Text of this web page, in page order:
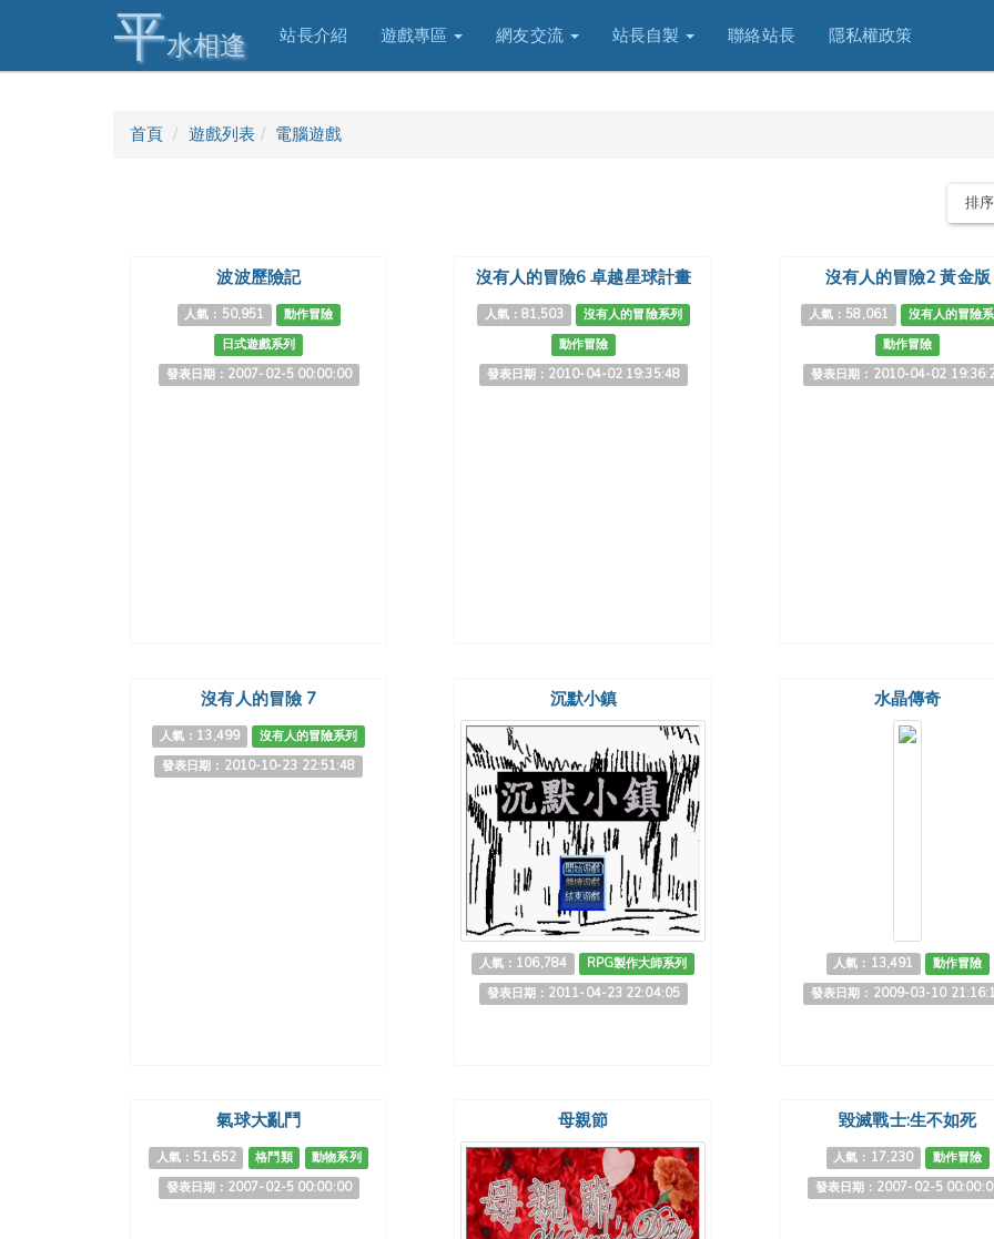
平水相逢 站長介紹 遊戲專區 網友交流 站長自製 聯絡站長 隱私權政策
首頁 遊戲列表 電腦遊戲
排
波波歷險記
人氣：50,951
動作冒險
日式遊戲系列
發表日期：2007-02-5 00:00:00
沒有人的冒險6 卓越星球計畫
人氣：81,503
沒有人的冒險系列
動作冒險
發表日期：2010-04-02 19:35:48
沒有人的冒險2 黃金版
人氣：58,061
沒有人的冒險
動作冒險
發表日期：2010-04-02
沒有人的冒險 7
人氣：13,499
沒有人的冒險系列
發表日期：2010-10-23 22:51:48
沉默小鎮
人氣：106,784
RPG製作大師系列
發表日期：2011-04-23 22:04:05
水晶傳奇
人氣：13,491
動作冒險
發表日期：2009-03-10
氣球大亂鬥
人氣：51,652 格鬥類
動物系列
發表日期：2007-02-5 00:00:00
母親節 毀滅戰士:生不如死
人氣：17,230
動作冒險
發表日期：2007-02-5